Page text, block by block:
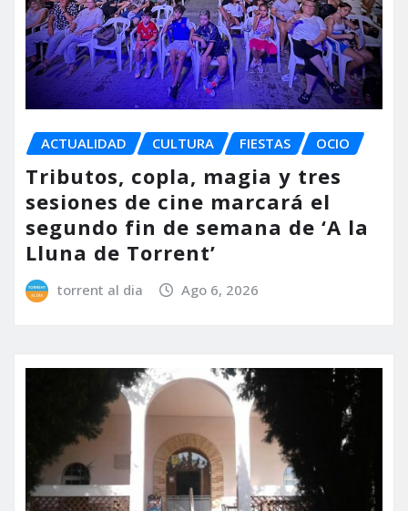
ACTUALIDAD CULTURA FIESTAS OCIO
Tributos, copla, magia y tres
sesiones de cine marcará el
segundo fin de semana de ‘A la
Lluna de Torrent’
torrent al dia Ago 6, 2026